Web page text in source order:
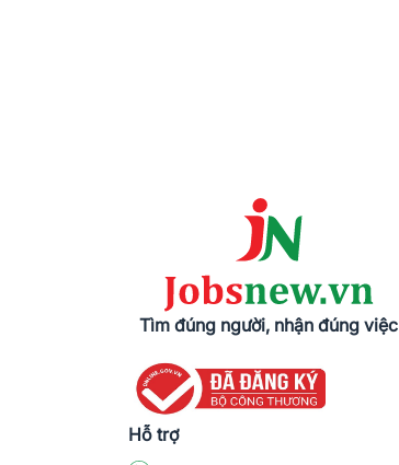
Tìm đúng người, nhận đúng việc
Hỗ trợ